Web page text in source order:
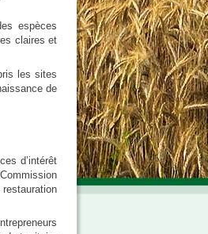
espèces
claires et
les sites
de
d’intérêt